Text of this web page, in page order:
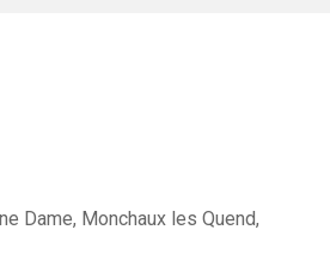
Dame, Monchaux les Quend,